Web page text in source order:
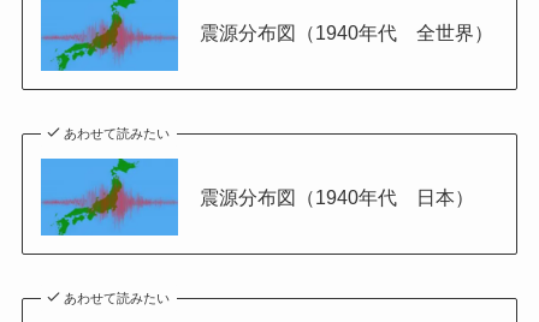
震源分布図（1940年代 全世界）
あわせて読みたい
震源分布図（1940年代 日本）
あわせて読みたい